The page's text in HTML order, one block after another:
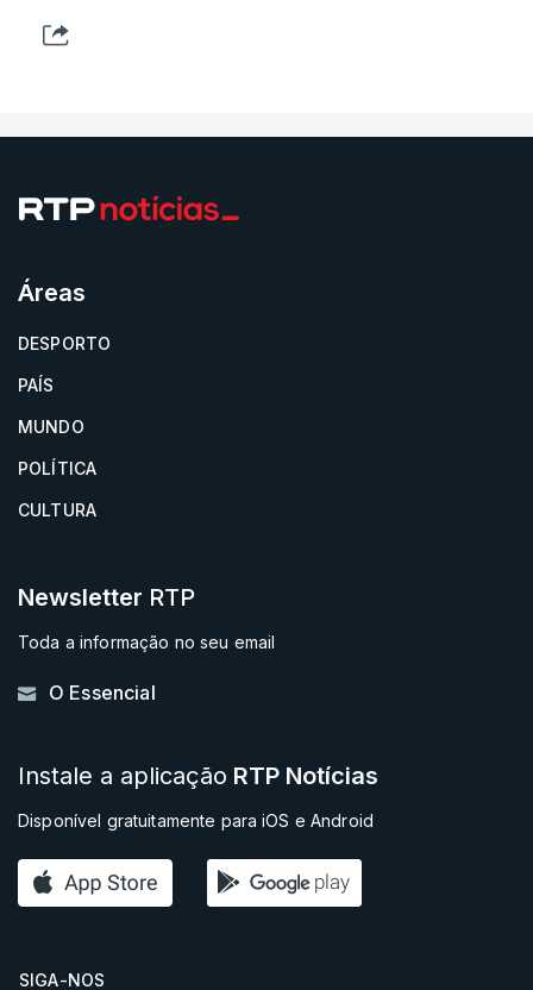
Áreas
DESPORTO
PAÍS
MUNDO
POLÍTICA
CULTURA
Newsletter RTP
Toda a informação no seu email
O Essencial
Instale a aplicação RTP Notícias
Disponível gratuitamente para iOS e Android
SIGA-NOS